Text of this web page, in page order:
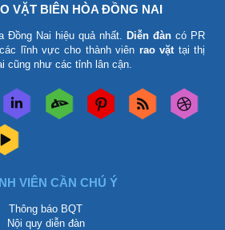
VẶT BIÊN HÒA ĐỒNG NAI
Đồng Nai hiệu quả nhất. Diễn đàn có PR
lĩnh vực cho thành viên rao vặt tại thị
cũng như các tỉnh lân cận.
VIÊN CẦN CHÚ Ý
Thông báo BQT
Nội quy diễn đàn